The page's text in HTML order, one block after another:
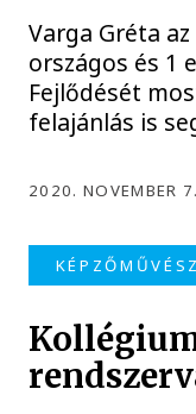
Varga Gréta
országos és 1
Fejlődését
felajánlás is
2020. NOVEMBER